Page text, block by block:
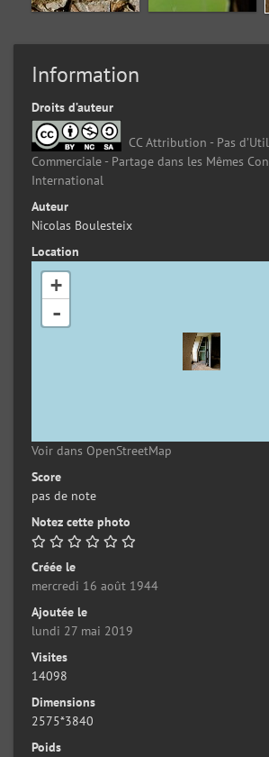
Information
Droits d’auteur
CC Attribution - Pas
Commerciale - Partage dans les Mêmes
International
Auteur
Nicolas Boulesteix
Location
+
-
Voir dans OpenStreetMap
Score
pas de note
Notez cette photo
Créée le
mercredi 16 août 1944
Ajoutée le
lundi 27 mai 2019
Visites
14098
Dimensions
2575*3840
Poids